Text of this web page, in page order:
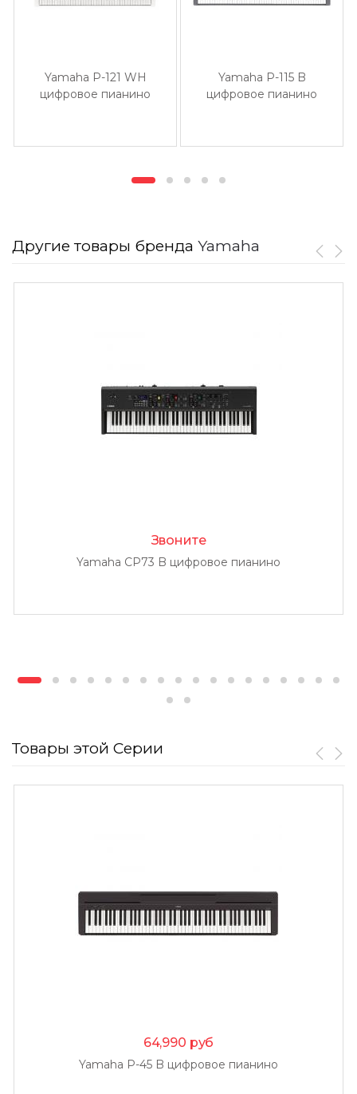
Yamaha P-121 WH
цифровое пианино
Yamaha P-115 B
цифровое пианино
Другие товары бренда Yamaha
Звоните
Yamaha CP73 B цифровое пианино
Товары этой Серии
64,990 руб
Yamaha P-45 B цифровое пианино